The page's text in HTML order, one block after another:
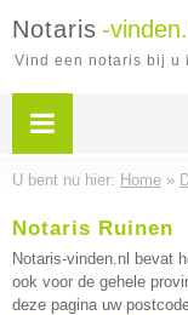
Notaris -
Vind een notaris bij u
U bent nu hier: Home »
Notaris Ruinen
Notaris-vinden.nl bevat
ook voor de gehele
deze pagina uw